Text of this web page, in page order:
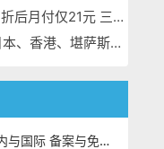
网优化BGP线路 可选原生IP
香港、堪萨斯机房
一些免费 CDN 合集，包含国内与国际 备案与免备案